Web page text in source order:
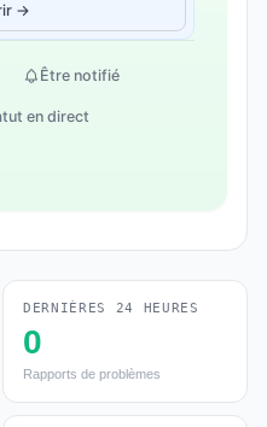
→
Être notifié
en direct
DERNIÈRES 24 HEURES
0
Rapports de problèmes